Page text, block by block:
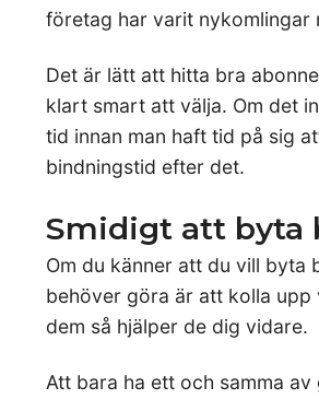
företag har varit
Det är lätt att hitta bra
klart smart att välja. Om det
tid innan man haft tid på sig
bindningstid efter det.
Smidigt att byta
Om du känner att du vill byta
behöver göra är att kolla
dem så hjälper de dig vidare.
Att bara ha ett och samma